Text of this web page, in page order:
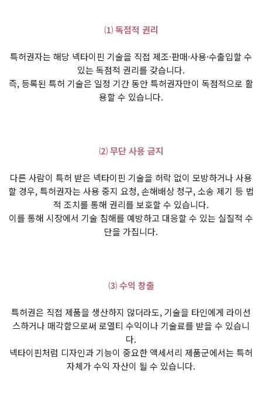
⑴ 독점적 권리
특허권자는 해당 넥타이핀 기술을 직접 제조·판매·사용·수출입할 수
있는 독점적 권리를 갖습니다.
즉, 등록된 특허 기술은 일정 기간 동안 특허권자만이 독점적으로 활
용할 수 있습니다.
⑵ 무단 사용 금지
다른 사람이 특허 받은 넥타이핀 기술을 허락 없이 모방하거나 사용
할 경우, 특허권자는 사용 중지 요청, 손해배상 청구, 소송 제기 등 법
적 조치를 통해 권리를 보호할 수 있습니다.
이를 통해 시장에서 기술 침해를 예방하고 대응할 수 있는 실질적 수
단을 가집니다.
⑶ 수익 창출
특허권은 직접 제품을 생산하지 않더라도, 기술을 타인에게 라이선
스하거나 매각함으로써 로열티 수익이나 기술료를 받을 수 있습니
다.
넥타이핀처럼 디자인과 기능이 중요한 액세서리 제품군에서는 특허
자체가 수익 자산이 될 수 있습니다.